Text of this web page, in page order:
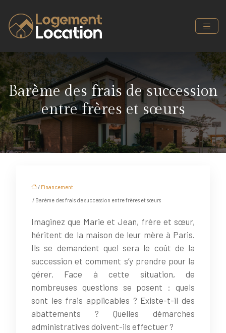
Barème des frais de succession
entre frères et sœurs
/ Financement
/ Barème des frais de succession entre frères et sœurs
Imaginez que Marie et Jean, frère et sœur,
héritent de la maison de leur mère à Paris.
Ils se demandent quel sera le coût de la
succession et comment s’y prendre pour la
gérer. Face à cette situation, de
nombreuses questions se posent : quels
sont les frais applicables ? Existe-t-il des
abattements ? Quelles démarches
administratives doivent-ils effectuer ?